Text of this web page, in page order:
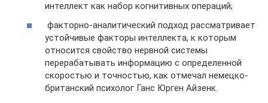
интеллект как набор когнитивных операций;
факторно-аналитический подход рассматривает
устойчивые факторы интеллекта, к которым
относится свойство нервной системы
перерабатывать информацию с определенной
скоростью и точностью, как отмечал немецко-
британский психолог Ганс Юрген Айзенк.